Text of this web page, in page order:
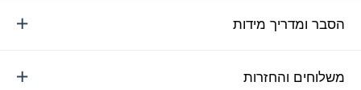
הסבר ומדריך מידות
משלוחים והחזרות